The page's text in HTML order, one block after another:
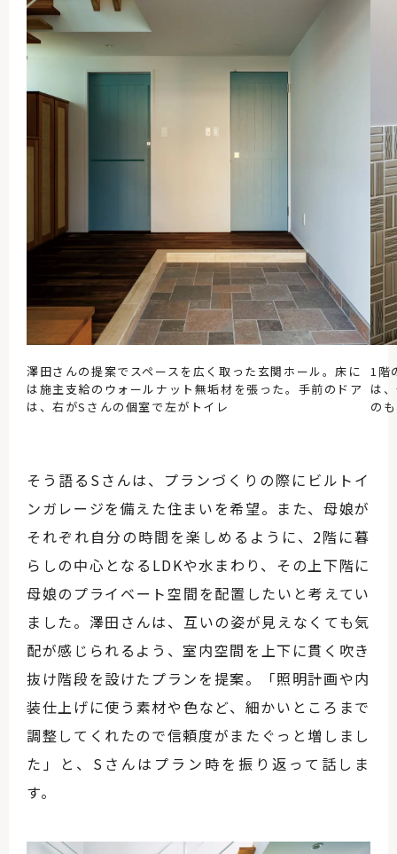
澤田さんの提案でスペースを広く取った玄関ホール。床に
は施主支給のウォールナット無垢材を張った。手前のドア
は、右がSさんの個室で左がトイレ
1階
は
の
そう語るSさんは、プランづくりの際にビルトイ
ンガレージを備えた住まいを希望。また、母娘が
それぞれ自分の時間を楽しめるように、2階に暮
らしの中心となるLDKや水まわり、その上下階に
母娘のプライベート空間を配置したいと考えてい
ました。澤田さんは、互いの姿が見えなくても気
配が感じられるよう、室内空間を上下に貫く吹き
抜け階段を設けたプランを提案。「照明計画や内
装仕上げに使う素材や色など、細かいところまで
調整してくれたので信頼度がまたぐっと増しまし
た」と、Sさんはプラン時を振り返って話しま
す。